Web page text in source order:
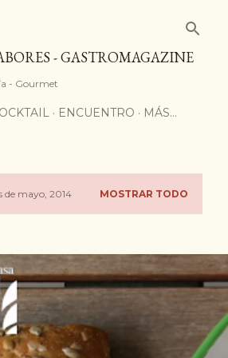
- GASTROMAGAZINE
- Gourmet
ENCUENTRO MÁS…
de mayo, 2014 MOSTRAR TODO